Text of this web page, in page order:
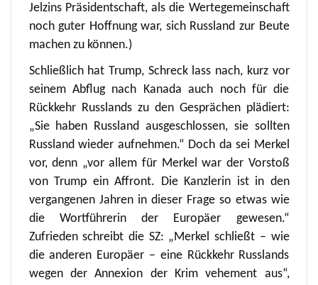
Jelzins Präsidentschaft, als die Wertegemeinschaft
noch guter Hoffnung war, sich Russland zur Beute
machen zu können.)
Schließlich hat Trump, Schreck lass nach, kurz vor
seinem Abflug nach Kanada auch noch für die
Rückkehr Russlands zu den Gesprächen plädiert:
„Sie haben Russland ausgeschlossen, sie sollten
Russland wieder aufnehmen.“ Doch da sei Merkel
vor, denn „vor allem für Merkel war der Vorstoß
von Trump ein Affront. Die Kanzlerin ist in den
vergangenen Jahren in dieser Frage so etwas wie
die Wortführerin der Europäer gewesen.“
Zufrieden schreibt die SZ: „Merkel schließt – wie
die anderen Europäer – eine Rückkehr Russlands
wegen der Annexion der Krim vehement aus“,